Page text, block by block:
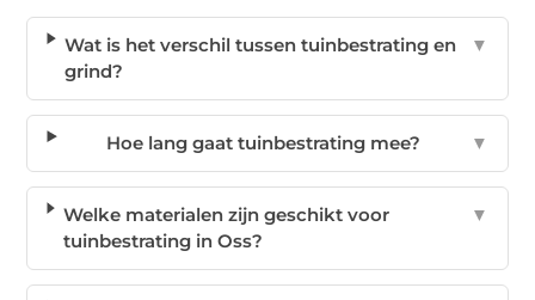
Wat is het verschil tussen tuinbestrating en
grind?
▼
Hoe lang gaat tuinbestrating mee? ▼
Welke materialen zijn geschikt voor
tuinbestrating in Oss?
▼